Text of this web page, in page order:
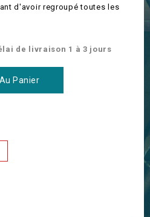
d'avoir regroupé toutes les
de livraison 1 à 3 jours
Panier